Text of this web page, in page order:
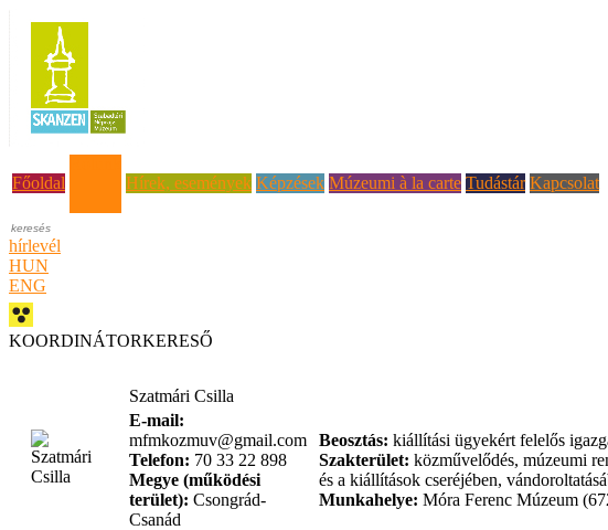
Főoldal
Hírek, események Képzések Múzeumi à la carte Tudástár Kapcsolat
hírlevél
HUN
ENG
KOORDINÁTORKERESŐ
Szatmári Csilla
E-mail:
mfmkozmuv@gmail.com
Telefon: 70 33 22 898
Megye (működési
terület): Csongrád-
Csanád
Beosztás: kiállítási ügyekért felelős
Szakterület: közművelődés, múzeumi
és a kiállítások cseréjében,
Munkahelye: Móra Ferenc Múzeum